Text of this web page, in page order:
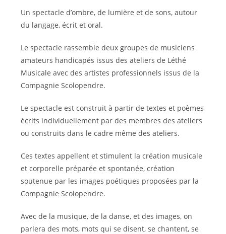
Un spectacle d’ombre, de lumière et de sons, autour
du langage, écrit et oral.
Le spectacle rassemble deux groupes de musiciens
amateurs handicapés issus des ateliers de Léthé
Musicale avec des artistes professionnels issus de la
Compagnie Scolopendre.
Le spectacle est construit à partir de textes et poèmes
écrits individuellement par des membres des ateliers
ou construits dans le cadre même des ateliers.
Ces textes appellent et stimulent la création musicale
et corporelle préparée et spontanée, création
soutenue par les images poétiques proposées par la
Compagnie Scolopendre.
Avec de la musique, de la danse, et des images, on
parlera des mots, mots qui se disent, se chantent, se